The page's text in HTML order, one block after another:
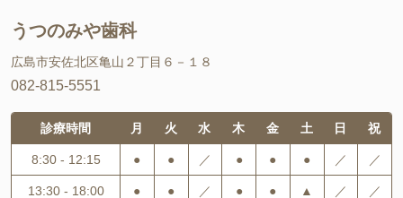
うつのみや歯科
広島市安佐北区亀山２丁目６－１８
082-815-5551
診療時間 月 火 水 木 金 土 日 祝
8:30 - 12:15 ● ● ／ ● ● ● ／ ／
13:30 - 18:00 ● ● ／ ● ● ▲ ／ ／